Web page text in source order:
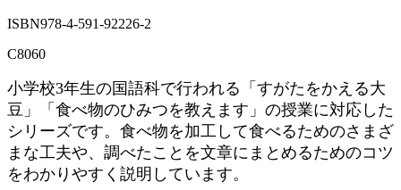
ISBN978-4-591-92226-2
C8060
小学校3年生の国語科で行われる「すがたをかえる大
豆」「食べ物のひみつを教えます」の授業に対応した
シリーズです。食べ物を加工して食べるためのさまざ
まな工夫や、調べたことを文章にまとめるためのコツ
をわかりやすく説明しています。